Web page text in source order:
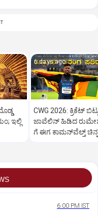
ಇಲ್ಲಿ
6 days ago
CWG 2026: ಕ್ರಿಕೆಟ್‌
ಜಾವೆಲಿನ್‌ ಹಿಡಿದ
ಗೆ ಈಗ ಕಾಮನ್‌ವೆಲ್ತ್‌ ಚಿನ್ನ
6:00 PM IST